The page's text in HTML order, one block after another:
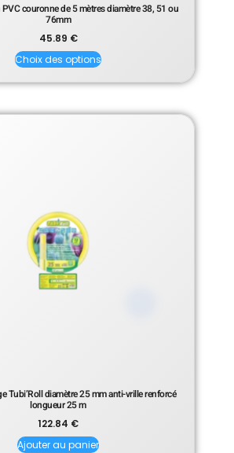
couronne de 5 mètres diamètre 38, 51 ou
76mm
45.89 €
Choix des options
Tubi’Roll diamètre 25 mm anti-vrille renforcé
longueur 25 m
122.84 €
Ajouter au panier